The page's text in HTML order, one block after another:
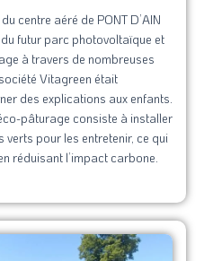
centre aéré de PONT D’AIN
futur parc photovoltaïque et
à travers de nombreuses
Vitagreen était
des explications aux enfants.
pâturage consiste à installer
verts pour les entretenir, ce qui
réduisant l’impact carbone.